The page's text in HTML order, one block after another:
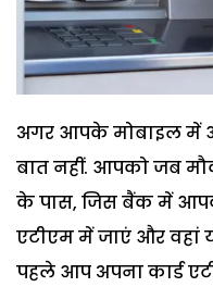
अगर आपके मोबाइल में
बात नहीं. आपको जब
के पास, जिस बैंक में
एटीएम में जाएं और
पहले आप अपना कार्ड